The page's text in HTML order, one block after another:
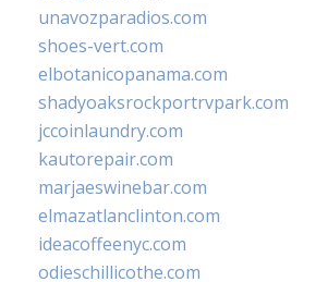
unavozparadios.com
shoes-vert.com
elbotanicopanama.com
shadyoaksrockportrvpark.com
jccoinlaundry.com
kautorepair.com
marjaeswinebar.com
elmazatlanclinton.com
ideacoffeenyc.com
odieschillicothe.com